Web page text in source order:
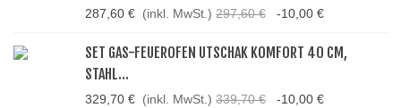
287,60 € (inkl. MwSt.) 297,60 € -10,00 €
SET GAS-FEUEROFEN UTSCHAK KOMFORT 40 CM,
STAHL...
329,70 € (inkl. MwSt.) 339,70 € -10,00 €